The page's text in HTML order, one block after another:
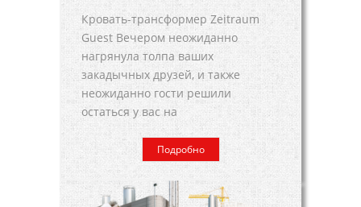
Кровать-трансформер Zeitraum
Guest Вечером неожиданно
нагрянула толпа ваших
закадычных друзей, и также
неожиданно гости решили
остаться у вас на
Подробно